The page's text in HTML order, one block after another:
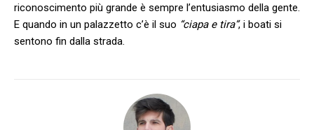
riconoscimento più grande è sempre l’entusiasmo della gente.
E quando in un palazzetto c’è il suo “ciapa e tira”, i boati si
sentono fin dalla strada.